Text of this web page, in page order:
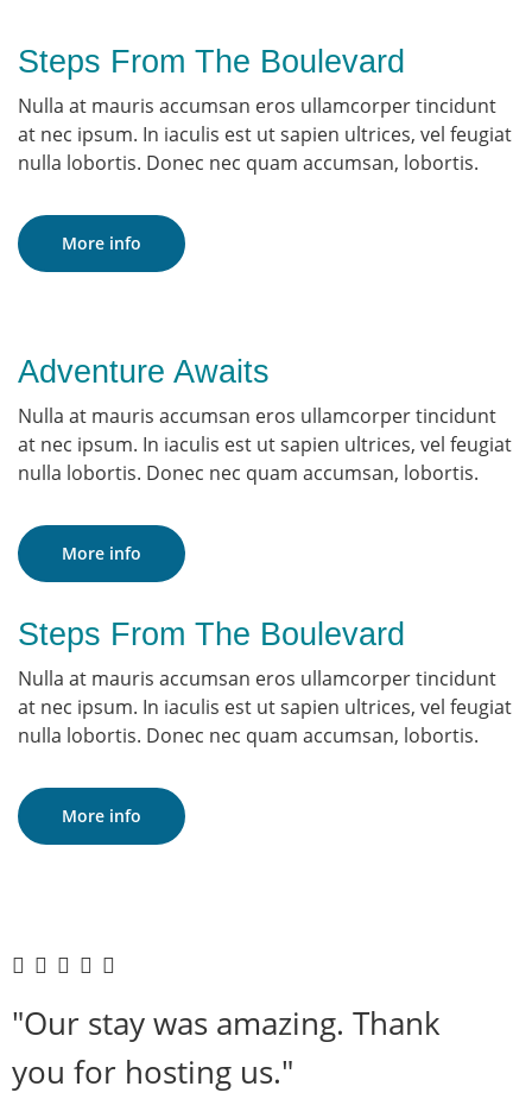
Steps From The Boulevard
Nulla at mauris accumsan eros ullamcorper tincidunt
at nec ipsum. In iaculis est ut sapien ultrices, vel feugiat
nulla lobortis. Donec nec quam accumsan, lobortis.
More info
Adventure Awaits
Nulla at mauris accumsan eros ullamcorper tincidunt
at nec ipsum. In iaculis est ut sapien ultrices, vel feugiat
nulla lobortis. Donec nec quam accumsan, lobortis.
More info
Steps From The Boulevard
Nulla at mauris accumsan eros ullamcorper tincidunt
at nec ipsum. In iaculis est ut sapien ultrices, vel feugiat
nulla lobortis. Donec nec quam accumsan, lobortis.
More info
"Our stay was amazing. Thank
you for hosting us."